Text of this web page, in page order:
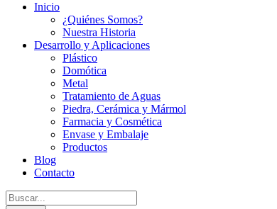
Inicio
¿Quiénes Somos?
Nuestra Historia
Desarrollo y Aplicaciones
Plástico
Domótica
Metal
Tratamiento de Aguas
Piedra, Cerámica y Mármol
Farmacia y Cosmética
Envase y Embalaje
Productos
Blog
Contacto